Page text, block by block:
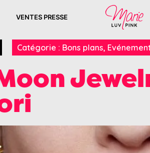
VENTES PRESSE
Catégorie : Bons plans,